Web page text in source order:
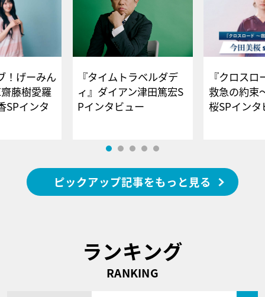
！げーみん
藤樹愛羅
SPインタ
『タイムトラベルダデ
ィ』ダイアン津田篤宏S
Pインタビュー
『クロス
救急の約束
桜SPイ
ピックアップ記事をもっと見る
ランキング
RANKING